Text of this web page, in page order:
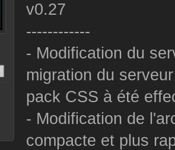
v0.27
------------
- Modification du
migration du
pack CSS à été
- Modification de
compacte et plus